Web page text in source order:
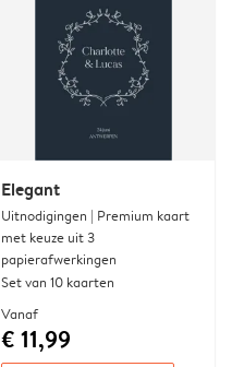
Elegant
Uitnodigingen | Premium kaart
met keuze uit 3
papierafwerkingen
Set van 10 kaarten
Vanaf
€ 11,99